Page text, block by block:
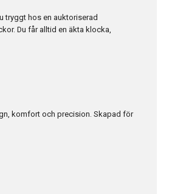
tryggt hos en auktoriserad
Du får alltid en äkta klocka,
komfort och precision. Skapad för